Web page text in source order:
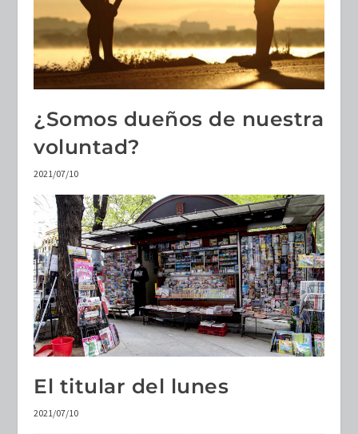
¿Somos dueños de nuestra
voluntad?
2021/07/10
El titular del lunes
2021/07/10